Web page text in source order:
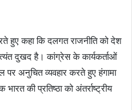
हुए कहा कि दलगत राजनीति को देश
दुखद है। कांग्रेस के कार्यकर्ताओं
पर अनुचित व्यवहार करते हुए हंगामा
की प्रतिष्ठा को अंतर्राष्ट्रीय